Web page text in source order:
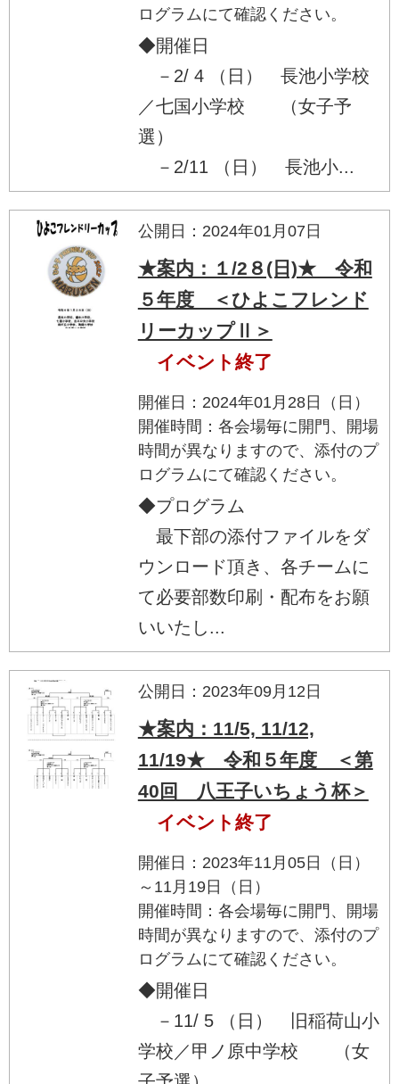
ログラムにて確認ください。
◆開催日
－2/ 4 （日） 長池小学校
／七国小学校 （女子予
選）
－2/11 （日） 長池小...
公開日：2024年01月07日
★案内：１/2８(日)★ 令和
５年度 ＜ひよこフレンド
リーカップⅡ＞
イベント終了
開催日：2024年01月28日（日）
開催時間：各会場毎に開門、開場
時間が異なりますので、添付のプ
ログラムにて確認ください。
◆プログラム
最下部の添付ファイルをダ
ウンロード頂き、各チームに
て必要部数印刷・配布をお願
いいたし...
公開日：2023年09月12日
★案内：11/5, 11/12,
11/19★ 令和５年度 ＜第
40回 八王子いちょう杯＞
イベント終了
開催日：2023年11月05日（日）
～11月19日（日）
開催時間：各会場毎に開門、開場
時間が異なりますので、添付のプ
ログラムにて確認ください。
◆開催日
－11/ 5 （日） 旧稲荷山小
学校／甲ノ原中学校 （女